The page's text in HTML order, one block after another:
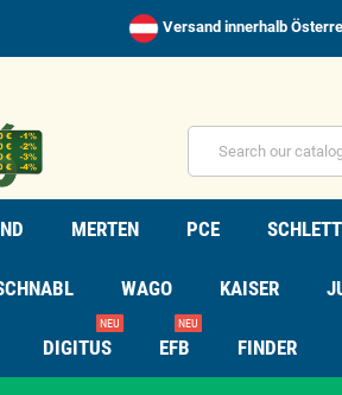
Versand innerhalb
MERTEN PCE
WAGO KAISER
DIGITUS
NEU
EFB
NEU
FINDER